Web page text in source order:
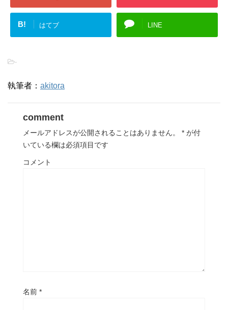
B! はてブ LINE
-
執筆者： akitora
comment
メールアドレスが公開されることはありません。 * が付
いている欄は必須項目です
コメント
名前 *